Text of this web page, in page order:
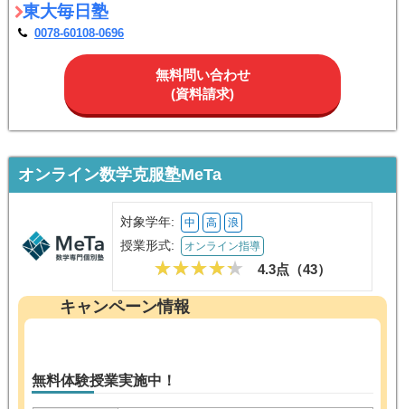
東大毎日塾
0078-60108-0696
無料問い合わせ
(資料請求)
オンライン数学克服塾MeTa
対象学年: 中 高 浪
授業形式: オンライン指導
4.3点（43）
キャンペーン情報
無料体験授業実施中！